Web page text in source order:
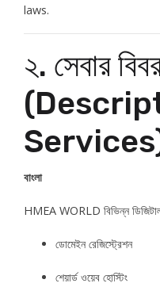
laws.
২. সেবার
বাংলা
HMEA WORLD বিভিন্ন
ডোমেইন রেজিস্ট্রেশন
শেয়ার্ড ওয়েব হোস্টিং